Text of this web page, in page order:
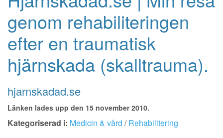
genom rehabiliteringen
efter en traumatisk
hjärnskada (skalltrauma).
hjarnskadad.se
Länken lades upp den 15 november 2010.
Kategoriserad i: Medicin & vård /Rehabilitering